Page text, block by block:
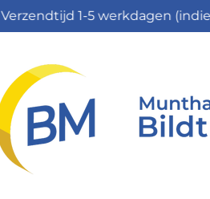
Verzendtijd 1-5 werkdagen